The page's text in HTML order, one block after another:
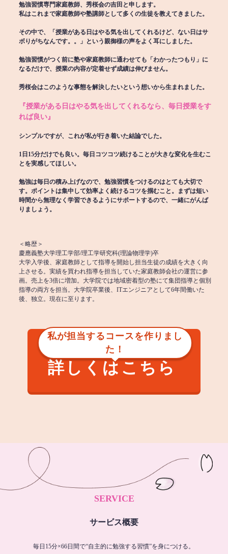
勉強習慣専門家庭教師、秀桜会の吉田と申します。
私はこれまで家庭教師や塾講師として多くの生徒を教えてきました。
その中で、「授業がある日はやる気を出してくれるけど、ない日はサ
ボりがちなんです。。」という親御様の声をよく耳にしました。
勉強習慣がつく前に塾や家庭教師に通わせても「わかったつもり」に
なるだけで、授業の内容が定着せず成績は伸びません。
秀桜会はこのような事態を解決したいという想いから生まれました。
『授業がある日はやる気を出してくれるなら、毎日授業をす
れば良い』
シンプルですが、これが私が行き着いた結論でした。
1日15分だけでも良い。毎日コツコツ続けることが大きな変化を生むこ
とを実感してほしい。
勉強は毎日の積み上げなので、勉強習慣をつけるのはとても大切で
す。ポイントは集中して効率よく続けるコツを掴むこと。まずは短い
時間から無理なく学習できるようにサポートするので、一緒にがんば
りましょう。
＜略歴＞
慶應義塾大学理工学部/理工学研究科(理論物理学)卒
大学入学後、家庭教師として指導を開始し担当生徒の成績を大きく向
上させる。実績を買われ指導を担当していた家庭教師会社の運営に参
画。売上を3倍に増加。大学院では地域密着型の塾にて集団指導と個別
指導の両方を担当。大学院卒業後、ITエンジニアとして6年間働いた
後、独立。現在に至ります。
私が担当するコースを作りまし
た！
詳しくはこちら
SERVICE
サービス概要
毎日15分×66日間で“自主的に勉強する習慣”を身につける。